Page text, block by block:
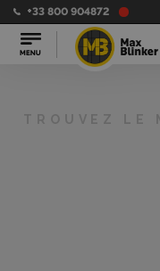
+33 800 904872